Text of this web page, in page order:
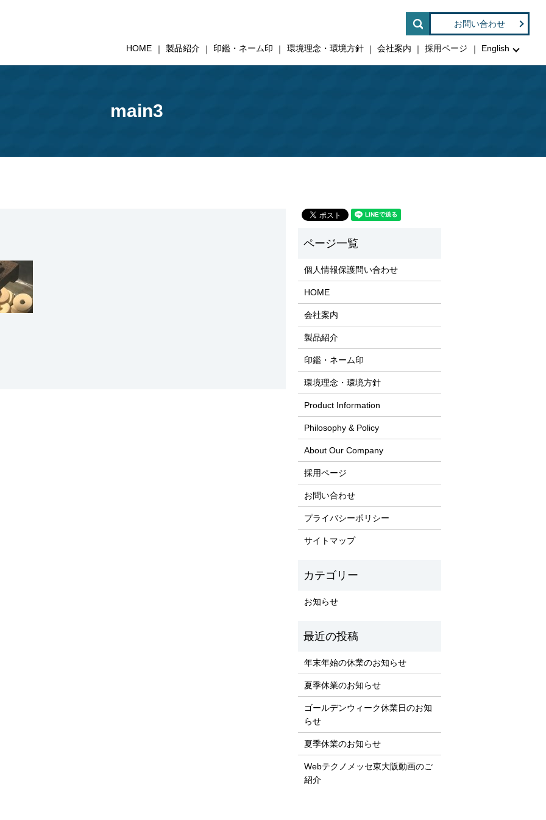
お問い合わせ
HOME 製品紹介 印鑑・ネーム印 環境理念・環境方針 会社案内 採用ページ English
search
main3
個人情報保護問い合わせ
HOME
会社案内
製品紹介
印鑑・ネーム印
環境理念・環境方針
Product Information
Philosophy & Policy
About Our Company
採用ページ
お問い合わせ
プライバシーポリシー
サイトマップ
お知らせ
年末年始の休業のお知らせ
夏季休業のお知らせ
ゴールデンウィーク休業日のお知
らせ
夏季休業のお知らせ
Webテクノメッセ東大阪動画のご
紹介